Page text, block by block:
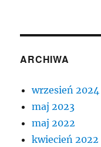
ARCHIWA
wrzesień 2024
maj 2023
maj 2022
kwiecień 2022